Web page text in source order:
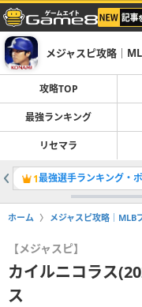
メジャスピ攻略｜
攻略TOP
最強ランキング
リセマラ
1最強選手ランキング・
ホーム メジャスピ攻略｜MLB
【メジャスピ】
カイルニコラス
ス